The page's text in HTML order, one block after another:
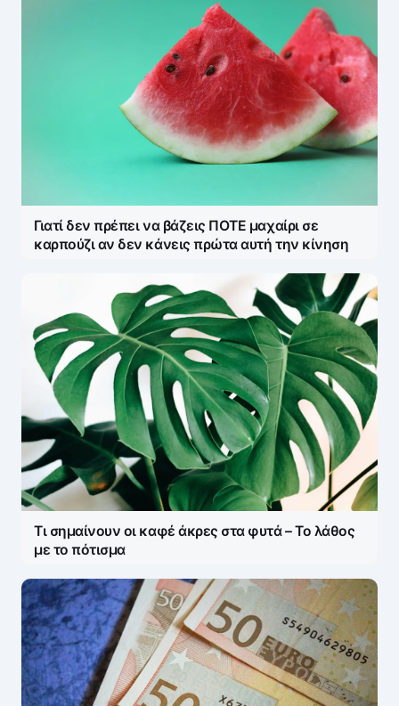
Γιατί δεν πρέπει να βάζεις ΠΟΤΕ μαχαίρι σε
καρπούζι αν δεν κάνεις πρώτα αυτή την κίνηση
Τι σημαίνουν οι καφέ άκρες στα φυτά – Το λάθος
με το πότισμα